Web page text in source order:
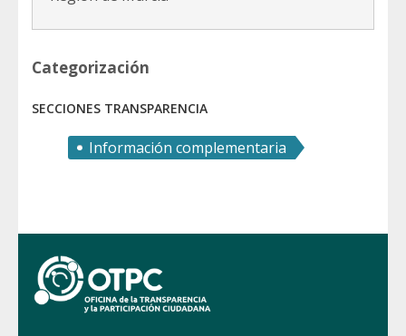
Categorización
SECCIONES TRANSPARENCIA
Información complementaria